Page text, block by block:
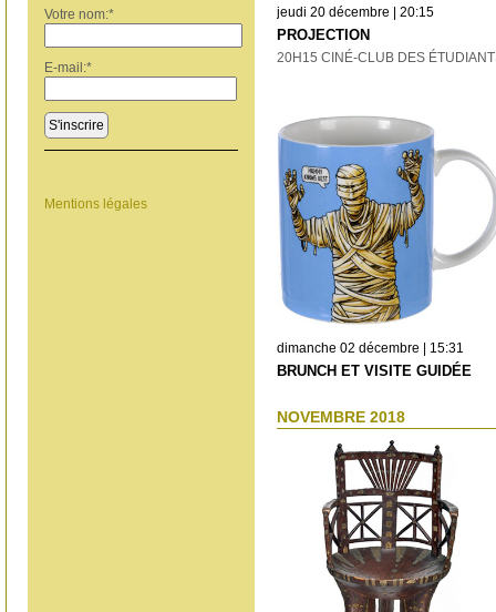
Votre nom:*
E-mail:*
S'inscrire
Mentions légales
jeudi 20 décembre | 20:15
PROJECTION
20H15 CINÉ-CLUB DES
dimanche 02 décembre | 15:31
BRUNCH ET VISITE GUIDÉE
NOVEMBRE 2018